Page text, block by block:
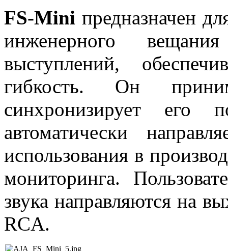
FS-Mini предназначен
инженерного
выступлений,
гибкость. Он
синхронизирует его
автоматически
использования в
мониторинга.
звука направляются на
RCA.